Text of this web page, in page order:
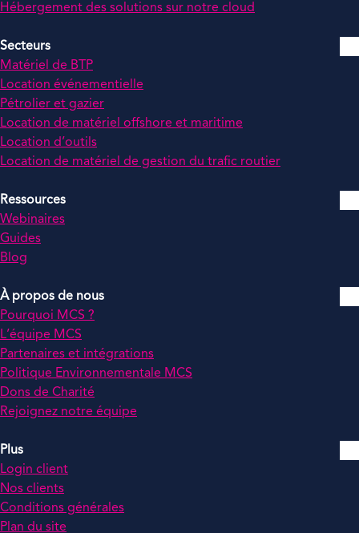
Hébergement des solutions sur notre cloud
Secteurs
Matériel de BTP
Location événementielle
Pétrolier et gazier
Location de matériel offshore et maritime
Location d’outils
Location de matériel de gestion du trafic routier
Ressources
Webinaires
Guides
Blog
À propos de nous
Pourquoi MCS ?
L’équipe MCS
Partenaires et intégrations
Politique Environnementale MCS
Dons de Charité
Rejoignez notre équipe
Plus
Login client
Nos clients
Conditions générales
Plan du site